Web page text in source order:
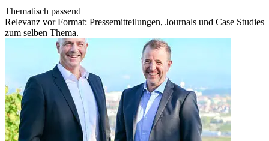
Thematisch passend
Relevanz vor Format: Pressemitteilungen, Journals und Case Studies
zum selben Thema.